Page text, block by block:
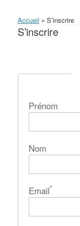
Accueil » S’inscrire
S’inscrire
Prénom
Nom
Email*